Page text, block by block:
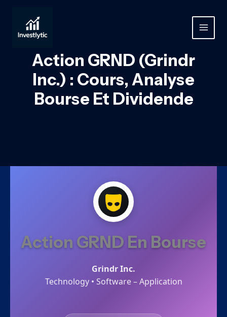
contenu
MAIN
Action GRND (Grindr
Inc.) : Cours, Analyse
Bourse Et Dividende
Action GRND En Bourse
Grindr Inc.
Technology • Software – Application